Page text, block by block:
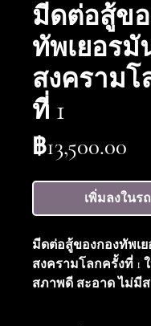
มีดต่อสู้ข
ทัพเยอรมั
สงครามโ
ที่ 1
฿13,500.00
เพิ่มลงในร
มีดต่อสู้ของกองทัพเ
สงครามโลกครั้งที่ 1
สภาพดี สะอาด ไม่มี